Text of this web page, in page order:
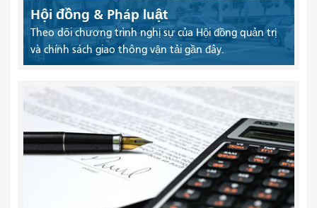
Hội đồng & Pháp luật
Theo dõi chương trình nghị sự của Hội đồng quản trị
và chính sách giao thông vận tải gần đây.